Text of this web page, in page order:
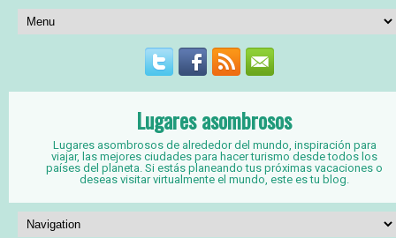
Lugares asombrosos
Lugares asombrosos de alrededor del mundo, inspiración para
viajar, las mejores ciudades para hacer turismo desde todos los
países del planeta. Si estás planeando tus próximas vacaciones o
deseas visitar virtualmente el mundo, este es tu blog.